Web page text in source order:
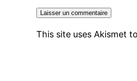
This site uses Akismet